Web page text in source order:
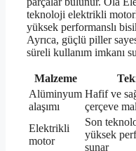
teknoloji elektrikli
yüksek performanslı
Ayrıca, güçlü piller
süreli kullanım imkanı
Malzeme
Alüminyum
alaşımı
Hafif ve
çerçeve
Elektrikli
motor
Son
yüksek
sunar